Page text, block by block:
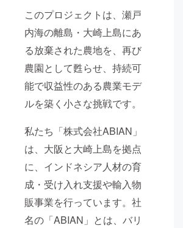
このプロジェクトは、瀬戸
内海の離島・大崎上島にあ
る放棄された農地を、再び
農園として甦らせ、持続可
能で収益性のある農業モデ
ルを築く小さな挑戦です。
私たち「株式会社ABIAN」
は、大阪と大崎上島を拠点
に、インドネシア人材の育
成・受け入れ支援や輸入物
販事業を行っています。社
名の「ABIAN」とは、バリ